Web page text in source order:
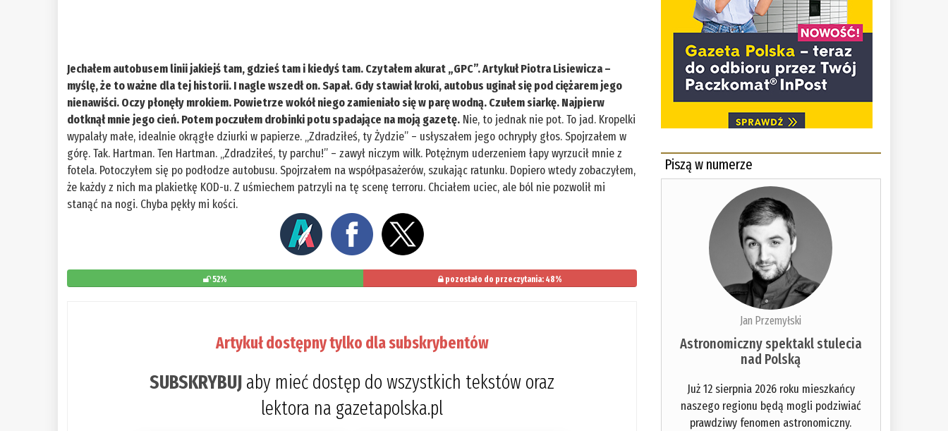
Jechałem autobusem linii jakiejś tam, gdzieś tam i kiedyś tam. Czytałem akurat „GPC”. Artykuł Piotra Lisiewicza –
myślę, że to ważne dla tej historii. I nagle wszedł on. Sapał. Gdy stawiał kroki, autobus uginał się pod ciężarem jego
nienawiści. Oczy płonęły mrokiem. Powietrze wokół niego zamieniało się w parę wodną. Czułem siarkę. Najpierw
dotknął mnie jego cień. Potem poczułem drobinki potu spadające na moją gazetę. Nie, to jednak nie pot. To jad. Kropelki
wypalały małe, idealnie okrągłe dziurki w papierze. „Zdradziłeś, ty Żydzie” – usłyszałem jego ochrypły głos. Spojrzałem w
górę. Tak. Hartman. Ten Hartman. „Zdradziłeś, ty parchu!” – zawył niczym wilk. Potężnym uderzeniem łapy wyrzucił mnie z
fotela. Potoczyłem się po podłodze autobusu. Spojrzałem na współpasażerów, szukając ratunku. Dopiero wtedy zobaczyłem,
że każdy z nich ma plakietkę KOD-u. Z uśmiechem patrzyli na tę scenę terroru. Chciałem uciec, ale ból nie pozwolił mi
stanąć na nogi. Chyba pękły mi kości.
52% pozostało do przeczytania: 48%
Artykuł dostępny tylko dla subskrybentów
SUBSKRYBUJ aby mieć dostęp do wszystkich tekstów oraz
lektora na gazetapolska.pl
Piszą w numerze
Jan Przemyłski
Astronomiczny spektakl stulecia
nad Polską
Już 12 sierpnia 2026 roku mieszkańcy
naszego regionu będą mogli podziwiać
prawdziwy fenomen astronomiczny.